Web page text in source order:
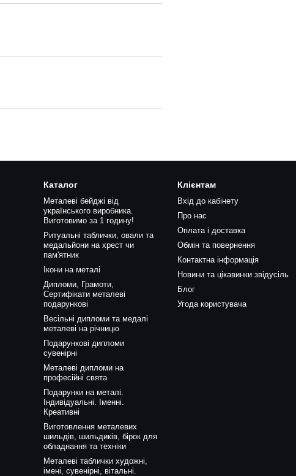
Каталог
Металеві бейджі від
українського виробника.
Виготовимо за 1 годину!
Ритуальні таблички, овали та
медальйони на хрест чи
пам'ятник
Ікони на металі
Дипломи, Грамоти,
Сертифікати металеві
подарункові
Весільні дипломи та медалі
металеві на річницю
Подарункові дипломи
сувенірні
Металеві дипломи на
професійні свята
Подарунки на металі.
Індивідуальні. Іменні.
Креативні
Виготовлення металевих
шильдів, шильдиків, бірок для
обладнання та техніки
Металеві таблички художні,
імені, сувенірні, вітальні.
Клієнтам
Вхід до кабінету
Про нас
Оплата і доставка
Обмін та повернення
Контактна інформація
Новини та цікавинки звідусіль
Блог
Угода користувача